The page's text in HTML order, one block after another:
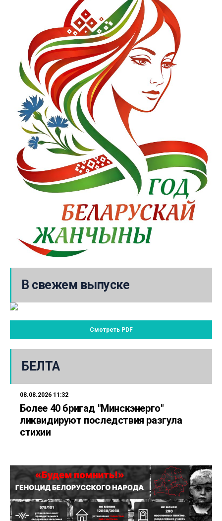
В свежем выпуске
Смотреть PDF
БЕЛТА
08.08.2026 11:32
Более 40 бригад "Минскэнерго"
ликвидируют последствия разгула
стихии